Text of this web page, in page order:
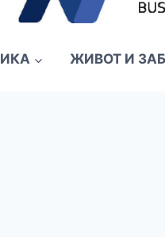
ЖИВОТ И